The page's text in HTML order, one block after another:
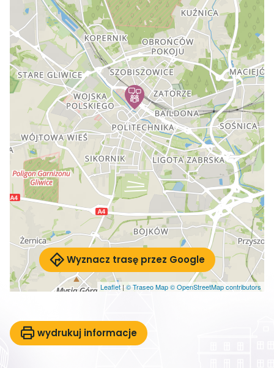
Leaflet|© Traseo Map© OpenStreetMap contributors
Wyznacz trasę przez Google
wydrukuj informacje